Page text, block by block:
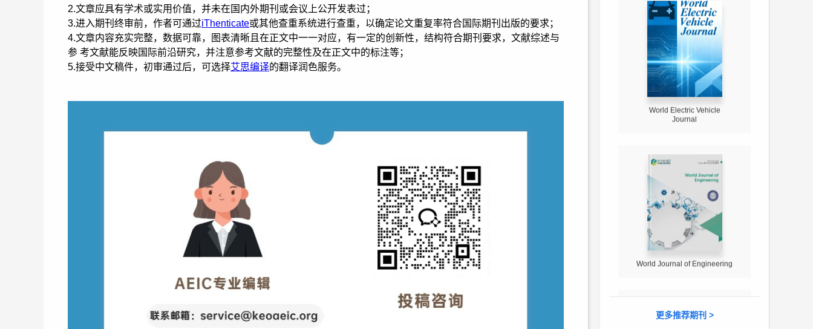
2.文章应具有学术或实用价值，并未在国内外期刊或会议上公开发表过；
3.进入期刊终审前，作者可通过iThenticate或其他查重系统进行查重，以确定论文重复率符合国际期刊出版的要求；
4.文章内容充实完整，数据可靠，图表清晰且在正文中一一对应，有一定的创新性，结构符合期刊要求，文献综述与
参 考文献能反映国际前沿研究，并注意参考文献的完整性及在正文中的标注等；
5.接受中文稿件，初审通过后，可选择艾思编译的翻译润色服务。
World Electric Vehicle
Journal
World Journal of Engineering
更多推荐期刊 >